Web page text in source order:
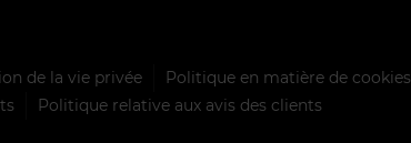
de la vie privée Politique en matière de cookies
Politique relative aux avis des clients